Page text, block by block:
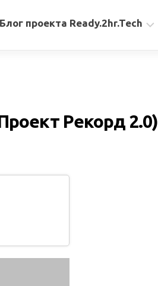
Блог проекта Ready.2hr.Tech
Авторские
Рекорд 2.0)